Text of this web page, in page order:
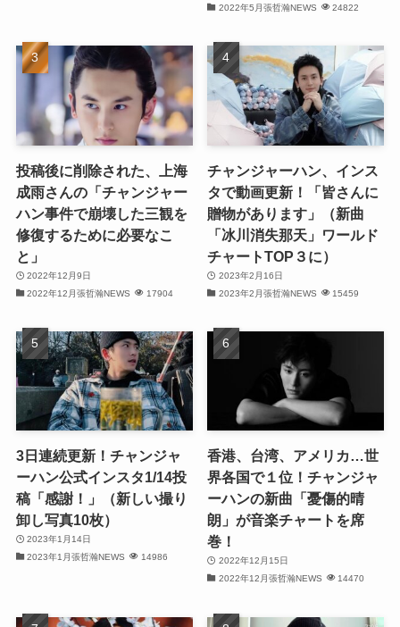
(31)
(29)
(30)
(32)
(32)
(29)
(32)
(32)
(29)
2022年5月張哲瀚NEWS 24822
投稿後に削除された、上海
成雨さんの「チャンジャー
ハン事件で崩壊した三観を
修復するために必要なこ
と」
2022年12月9日
2022年12月張哲瀚NEWS
17904
チャンジャーハン、インス
タで動画更新！「皆さんに
贈物があります」（新曲
「冰川消失那天」ワールド
チャートTOP３に）
2023年2月16日
2023年2月張哲瀚NEWS
15459
3日連続更新！チャンジャ
ーハン公式インスタ1/14投
稿「感謝！」（新しい撮り
卸し写真10枚）
2023年1月14日
2023年1月張哲瀚NEWS
14986
香港、台湾、アメリカ…世
界各国で１位！チャンジャ
ーハンの新曲「憂傷的晴
朗」が音楽チャートを席
巻！
2022年12月15日
2022年12月張哲瀚NEWS
14470